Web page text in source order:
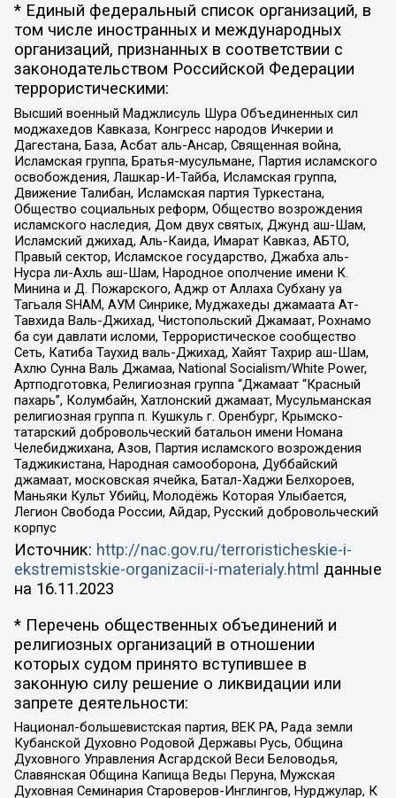
* Единый федеральный список организаций, в
том числе иностранных и международных
организаций, признанных в соответствии с
законодательством Российской Федерации
террористическими:
Высший военный Маджлисуль Шура Объединенных сил
моджахедов Кавказа, Конгресс народов Ичкерии и
Дагестана, База, Асбат аль-Ансар, Священная война,
Исламская группа, Братья-мусульмане, Партия исламского
освобождения, Лашкар-И-Тайба, Исламская группа,
Движение Талибан, Исламская партия Туркестана,
Общество социальных реформ, Общество возрождения
исламского наследия, Дом двух святых, Джунд аш-Шам,
Исламский джихад, Аль-Каида, Имарат Кавказ, АБТО,
Правый сектор, Исламское государство, Джабха аль-
Нусра ли-Ахль аш-Шам, Народное ополчение имени К.
Минина и Д. Пожарского, Аджр от Аллаха Субхану уа
Тагьаля SHAM, АУМ Синрике, Муджахеды джамаата Ат-
Тавхида Валь-Джихад, Чистопольский Джамаат, Рохнамо
ба суи давлати исломи, Террористическое сообщество
Сеть, Катиба Таухид валь-Джихад, Хайят Тахрир аш-Шам,
Ахлю Сунна Валь Джамаа, National Socialism/White Power,
Артподготовка, Религиозная группа “Джамаат “Красный
пахарь”, Колумбайн, Хатлонский джамаат, Мусульманская
религиозная группа п. Кушкуль г. Оренбург, Крымско-
татарский добровольческий батальон имени Номана
Челебиджихана, Азов, Партия исламского возрождения
Таджикистана, Народная самооборона, Дуббайский
джамаат, московская ячейка, Батал-Хаджи Белхороев,
Маньяки Культ Убийц, Молодёжь Которая Улыбается,
Легион Свобода России, Айдар, Русский добровольческий
корпус
Источник: http://nac.gov.ru/terroristicheskie-i-
ekstremistskie-organizacii-i-materialy.html данные
на 16.11.2023
* Перечень общественных объединений и
религиозных организаций в отношении
которых судом принято вступившее в
законную силу решение о ликвидации или
запрете деятельности:
Национал-большевистская партия, ВЕК РА, Рада земли
Кубанской Духовно Родовой Державы Русь, Община
Духовного Управления Асгардской Веси Беловодья,
Славянская Община Капища Веды Перуна, Мужская
Духовная Семинария Староверов-Инглингов, Нурджулар, К